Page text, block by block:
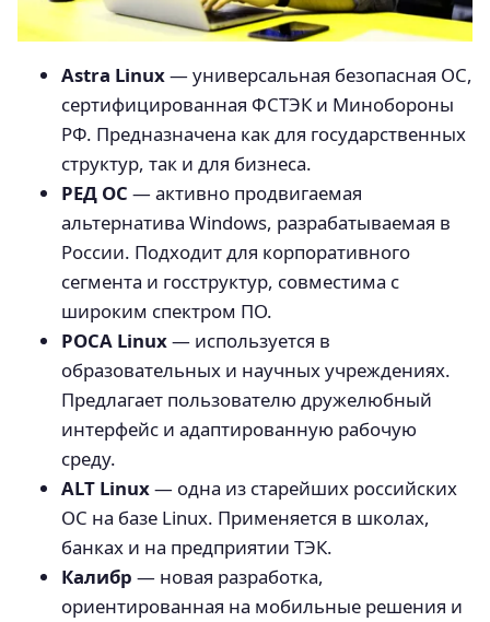
Astra Linux— универсальная безопасная ОС,
сертифицированная ФСТЭК и Минобороны
РФ. Предназначена как для государственных
структур, так и для бизнеса.
РЕД ОС — активно продвигаемая
альтернатива Windows, разрабатываемая в
России. Подходит для корпоративного
сегмента и госструктур, совместима с
широким спектром ПО.
РОСА Linux— используется в
образовательных и научных учреждениях.
Предлагает пользователю дружелюбный
интерфейс и адаптированную рабочую
среду.
ALT Linux— одна из старейших российских
ОС на базе Linux. Применяется в школах,
банках и на предприятии ТЭК.
Калибр — новая разработка,
ориентированная на мобильные решения и